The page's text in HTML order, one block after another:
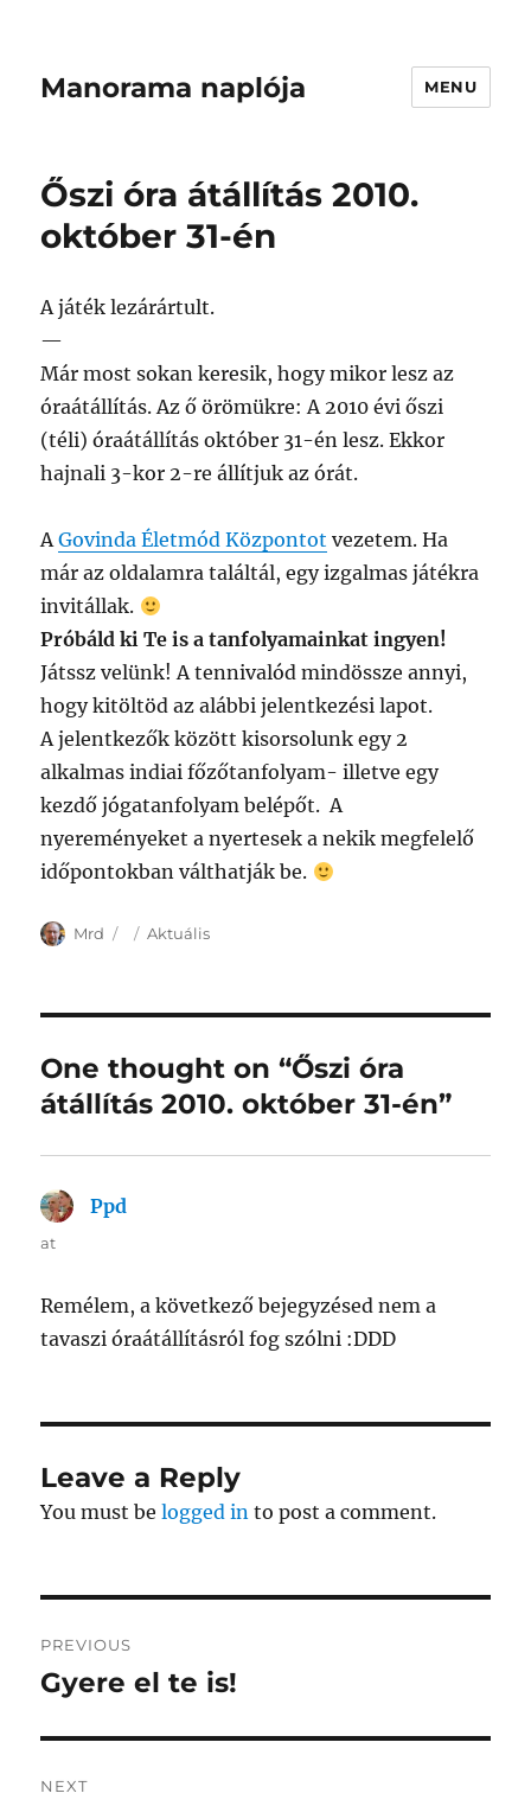
Manorama naplója MENU
Őszi óra átállítás 2010.
október 31-én
A játék lezárártult.
—
Már most sokan keresik, hogy mikor lesz az
óraátállítás. Az ő örömükre: A 2010 évi őszi
(téli) óraátállítás október 31-én lesz. Ekkor
hajnali 3-kor 2-re állítjuk az órát.
AGovinda Életmód Központot vezetem. Ha
már az oldalamra találtál, egy izgalmas játékra
invitállak.
Próbáld ki Te is a tanfolyamainkat ingyen!
Játssz velünk! A tennivalód mindössze annyi,
hogy kitöltöd az alábbi jelentkezési lapot.
A jelentkezők között kisorsolunk egy 2
alkalmas indiai főzőtanfolyam- illetve egy
kezdő jógatanfolyam belépőt. A
nyereményeket a nyertesek a nekik megfelelő
időpontokban válthatják be.
Author
Mrd
Posted
Categories
Aktuális
One thought on “Őszi óra
átállítás 2010. október 31-én”
Ppd
at
Remélem, a következő bejegyzésed nem a
tavaszi óraátállításról fog szólni :DDD
Leave a Reply
You must belogged in to post a comment.
navigation
PREVIOUS
Previous
Gyere el te is!
NEXT